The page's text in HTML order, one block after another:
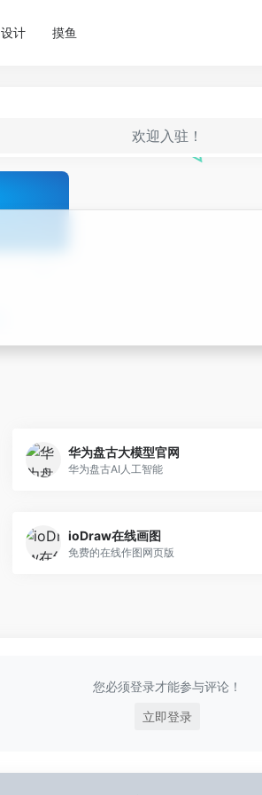
设计 摸鱼
欢迎入驻！
华为盘古大模型官网
华为盘古AI人工智能
ioDraw在线画图
免费的在线作图网页版
您必须登录才能参与评论！
立即登录